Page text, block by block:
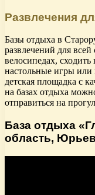
Развлечения
Базы отдыха в
развлечений для
велосипедах,
настольные игры или
детская площадка с
на базах отдыха
отправиться на
База отдыха
область,